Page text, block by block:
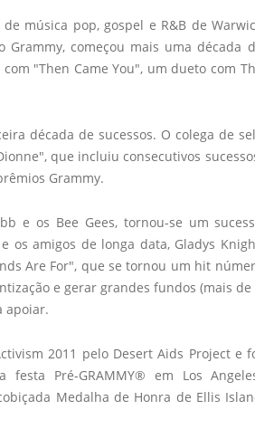
música pop, gospel e R&B de
começou mais uma década
"Then Came You", um dueto com
década de sucessos. O colega de
que incluiu consecutivos
Grammy.
e os Bee Gees, tornou-se um
os amigos de longa data, Gladys
Are For", que se tornou um hit
e gerar grandes fundos (mais de
apoiar.
2011 pelo Desert Aids Project e
Pré-GRAMMY® em Los
Medalha de Honra de Ellis